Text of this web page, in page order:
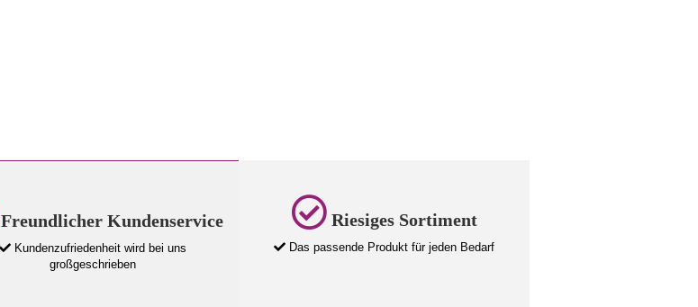
Freundlicher Kundenservice
Kundenzufriedenheit wird bei uns
großgeschrieben
Riesiges Sortiment
Das passende Produkt für jeden Bedarf